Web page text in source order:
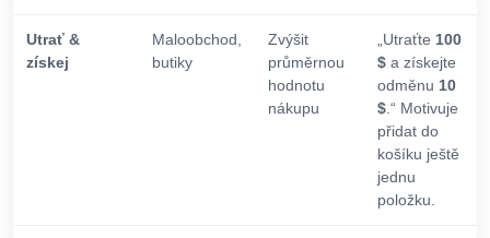
Utrať &
získej
Maloobchod,
butiky
Zvýšit
průměrnou
hodnotu
nákupu
„Utraťte 100
$ a získejte
odměnu 10
$ .“ Motivuje
přidat do
košíku ještě
jednu
položku.